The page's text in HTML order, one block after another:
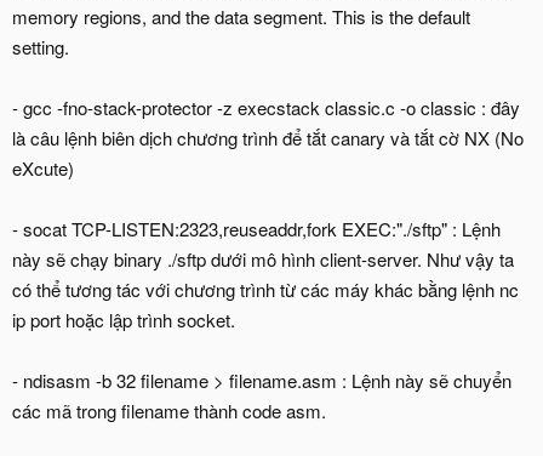
memory regions, and the data segment. This is the default
setting.
- gcc -fno-stack-protector -z execstack classic.c -o classic : đây
là câu lệnh biên dịch chương trình để tắt canary và tắt cờ NX (No
eXcute)
- socat TCP-LISTEN:2323,reuseaddr,fork EXEC:"./sftp" : Lệnh
này sẽ chạy binary ./sftp dưới mô hình client-server. Như vậy ta
có thể tương tác với chương trình từ các máy khác bằng lệnh nc
ip port hoặc lập trình socket.
- ndisasm -b 32 filename > filename.asm : Lệnh này sẽ chuyển
các mã trong filename thành code asm.